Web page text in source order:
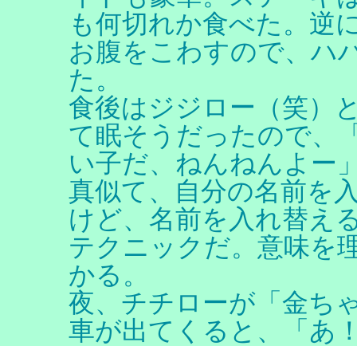
も何切れか食べた。逆
お腹をこわすので、ハ
た。
食後はジジロー（笑）
て眠そうだったので、
い子だ、ねんねんよー
真似て、自分の名前を
けど、名前を入れ替え
テクニックだ。意味を
かる。
夜、チチローが「金ち
車が出てくると、「あ